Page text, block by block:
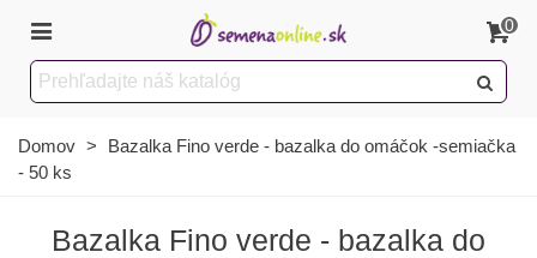
0
Domov >
Bazalka Fino verde - bazalka do omáčok -semiačka
- 50 ks
Bazalka Fino verde - bazalka do